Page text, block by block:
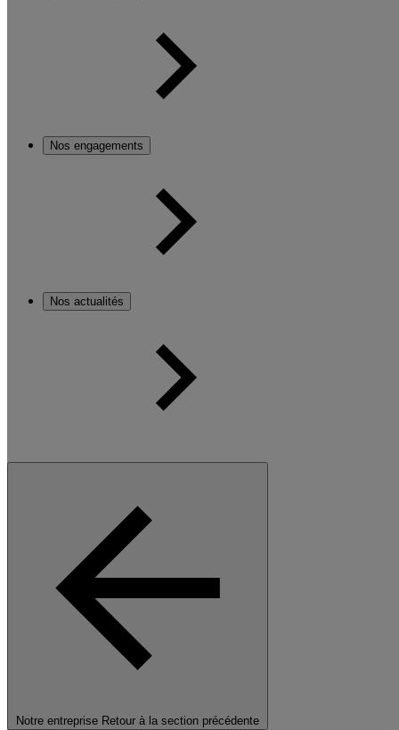
Nos engagements
Nos actualités
Notre entreprise Retour à la section précédente